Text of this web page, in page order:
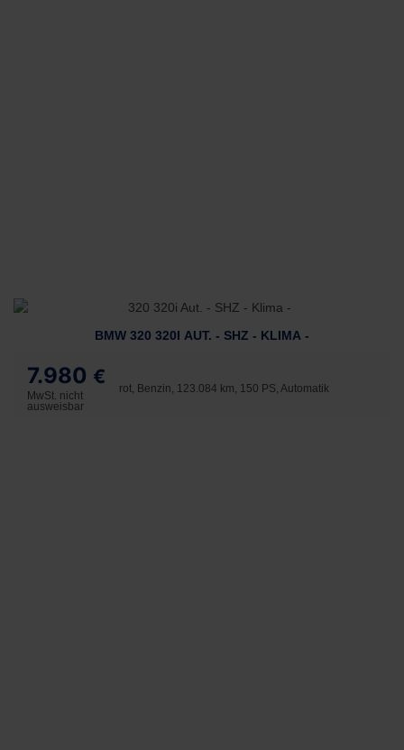
BMW 320 320I AUT. - SHZ - KLIMA -
7.980 €
MwSt. nicht
ausweisbar
rot, Benzin, 123.084 km, 150 PS, Automatik